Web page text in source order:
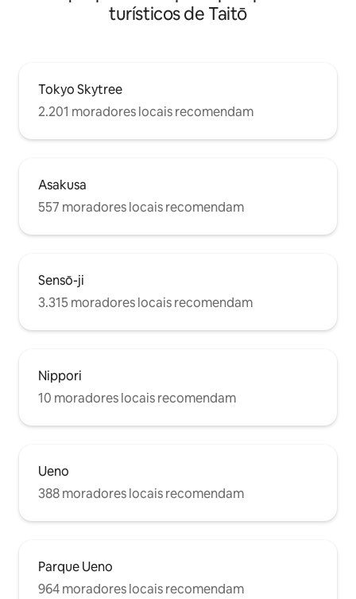
turísticos de Taitō
Tokyo Skytree
2.201 moradores locais recomendam
Asakusa
557 moradores locais recomendam
Sensō-ji
3.315 moradores locais recomendam
Nippori
10 moradores locais recomendam
Ueno
388 moradores locais recomendam
Parque Ueno
964 moradores locais recomendam